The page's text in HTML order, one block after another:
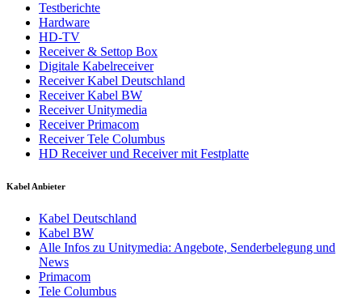
Testberichte
Hardware
HD-TV
Receiver & Settop Box
Digitale Kabelreceiver
Receiver Kabel Deutschland
Receiver Kabel BW
Receiver Unitymedia
Receiver Primacom
Receiver Tele Columbus
HD Receiver und Receiver mit Festplatte
Kabel Anbieter
Kabel Deutschland
Kabel BW
Alle Infos zu Unitymedia: Angebote, Senderbelegung und
News
Primacom
Tele Columbus